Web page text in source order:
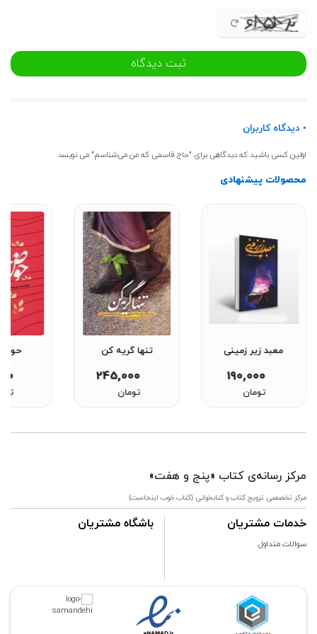
قیمت کتاب حاج قاسمی که من می‌شناختم
قیمت این کتاب هزارتومان می باشد که در سایت پنج و هفت موجود است و با ثبت سفارش در
سایت می توانید این محصول را تهیه فرمایید .
ثبت دیدگاه
• دیدگاه کاربران
اولین کسی باشید که دیدگاهی برای "حاج قاسمی که من می‌شناسم" می نویسد
محصولات پیشنهادی
معبد زیر زمینی
190,000
تومان
تنها گریه کن
245,000
تومان
مرکز رسانه‌ی کتاب «پنج و هفت»
مرکز تخصصی ترویج کتاب و کتابخوانی {کتاب خوب اینجاست}
خدمات مشتریان
سوالات متداول
باشگاه مشتریان